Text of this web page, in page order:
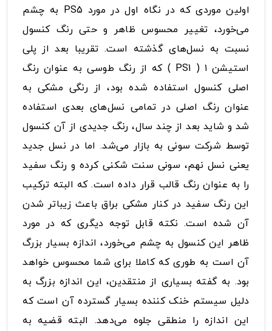
اولین موردی که در نگاه اول در مورد PS5 به چشم
می‌خورد، تغییر محسوس ظاهر و حتی رنگ کنسول
نسبت به نسل‌های گذشته است. تقریبا بعد از پلی
استیشن ۱ ( PS1 ) که از رنگ طوسی به عنوان رنگ
اصلی کنسول استفاده شده بود، از رنگی مشکی به
عنوان رنگ اصلی در تمامی نسل‌های بعدی استفاده
‌شد و شاید بعد از چند سال، رنگ جدیدی از آن کنسول
توسط شرکت سونی به بازار می‌شد. اما در نسل جدید
یعنی نسل نهم، سونی سنت شکنی کرده و رنگ سفید
را به عنوان رنگ قالب قرار داده است. که البته ترکیب
این رنگ سفید در کنار مشکی براق باعث زیباتر شدن
آن شده است. نکته قابل توجه دیگری که در مورد
ظاهر این کنسول به چشم می‌خورد، اندازه بسیار بزرگ
آن است به طوری که کاملا برای شما محسوس خواهد
بود. به گفته بسیاری از منتقدین، این اندازه بزرگ به
دلیل سیستم خنک کننده بسیار گسترده آن است که
این اندازه را منطقی جلوه می‌دهد. البته قضیه به